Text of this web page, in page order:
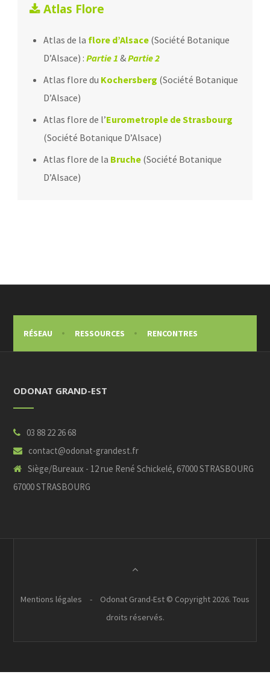
Atlas Flore
Atlas de la flore d’Alsace (Société Botanique
D’Alsace) :Partie 1 &Partie 2
Atlas flore du Kochersberg (Société Botanique
D’Alsace)
Atlas flore de l’Eurometrople de Strasbourg
(Société Botanique D’Alsace)
Atlas flore de la Bruche (Société Botanique
D’Alsace)
RÉSEAU RESSOURCES RENCONTRES
ODONAT GRAND-EST
03 88 22 26 68
contact@odonat-grandest.fr
Siège/Bureaux - 12 rue René Schickelé, 67000 STRASBOURG
67000 STRASBOURG
Mentions légales -
Odonat Grand-Est © Copyright 2026. Tous
droits réservés.